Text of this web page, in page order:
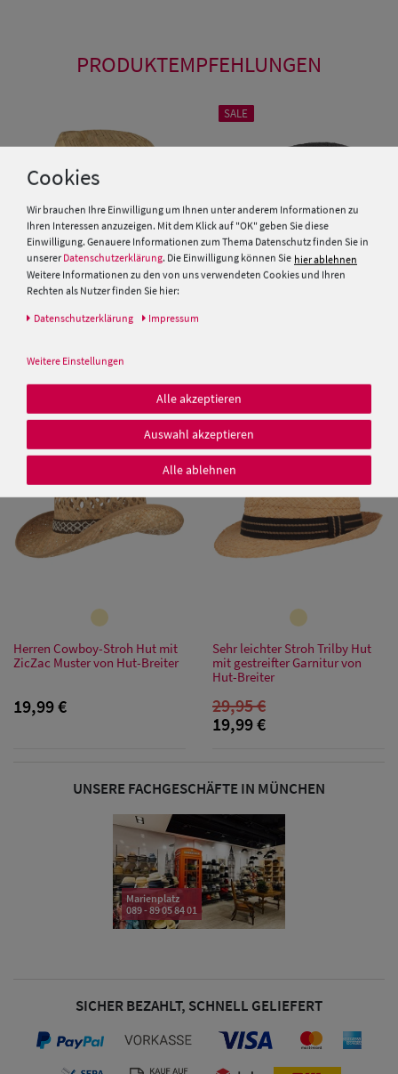
Damen Caps
Damen
Damen UV-
Bandana Caps
Snapback Caps
Damen Caps
PRODUKTEMPFEHLUNGEN
Kinder Strohhut Trilby mit
19,99 €
SALE
25,00 €
19,99 €
Herren Cowboy-Stroh Hut mit
ZicZac Muster von Hut-Breiter
19,99 €
SALE
Sehr leichter Stroh Trilby Hut
mit gestreifter Garnitur von
Hut-Breiter
29,95 €
19,99 €
UNSERE FACHGESCHÄFTE IN MÜNCHEN
Marienplatz
089 - 89 05 84 01
SICHER BEZAHLT, SCHNELL GELIEFERT
Cookies
Wir brauchen Ihre Einwilligung um Ihnen unter anderem Informationen zu
Ihren Interessen anzuzeigen. Mit dem Klick auf "OK" geben Sie diese
Einwilligung. Genauere Informationen zum Thema Datenschutz finden Sie in
unserer Datenschutzerklärung. Die Einwilligung können Sie hier ablehnen
Weitere Informationen zu den von uns verwendeten Cookies und Ihren
Rechten als Nutzer finden Sie hier:
Daten­schutz­erklärung Impressum
Weitere Einstellungen
Alle akzeptieren
Auswahl akzeptieren
Alle ablehnen